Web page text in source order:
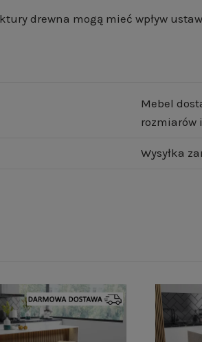
drewna mogą mieć wpływ
Mebel
rozmiarów
Wysyłka